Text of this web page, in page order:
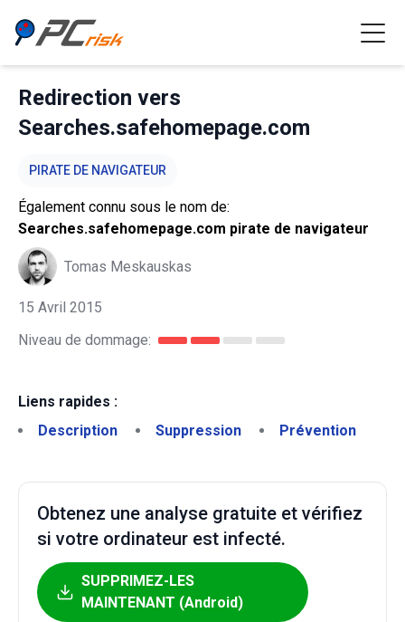
Redirection vers
Searches.safehomepage.com
PIRATE DE NAVIGATEUR
Également connu sous le nom de:
Searches.safehomepage.com pirate de navigateur
Tomas Meskauskas
15 Avril 2015
Niveau de dommage:
Liens rapides :
Description
Suppression Prévention
Obtenez une analyse gratuite et vérifiez
si votre ordinateur est infecté.
SUPPRIMEZ-LES
MAINTENANT (Android)